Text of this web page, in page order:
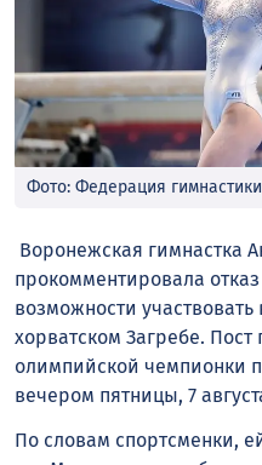
Фото: Федерация
Воронежская гимнастка
прокомментировала
возможности
хорватском Загребе.
олимпийской чемпионки
вечером пятницы, 7
По словам спортсменки,